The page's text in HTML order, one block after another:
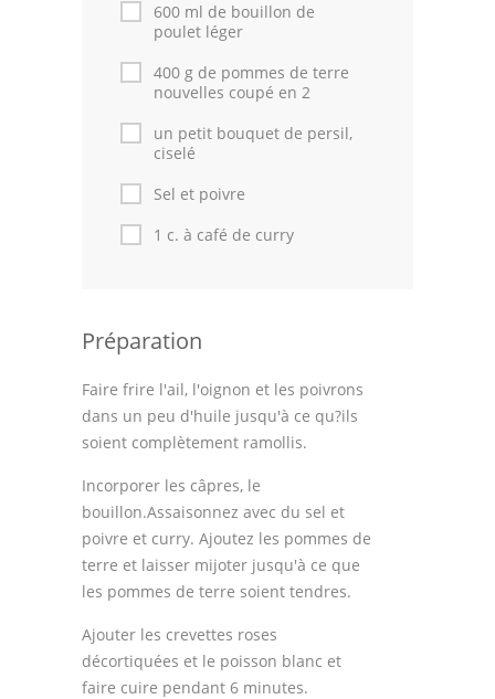
Fêtes Religieuses
Chefs
Forum
Thèmes
Espace Personnel
600 ml de bouillon de
poulet léger
400 g de pommes de terre
nouvelles coupé en 2
un petit bouquet de persil,
ciselé
Sel et poivre
1 c. à café de curry
Préparation
Faire frire l'ail, l'oignon et les poivrons
dans un peu d'huile jusqu'à ce qu?ils
soient complètement ramollis.
Incorporer les câpres, le
bouillon.Assaisonnez avec du sel et
poivre et curry. Ajoutez les pommes de
terre et laisser mijoter jusqu'à ce que
les pommes de terre soient tendres.
Ajouter les crevettes roses
décortiquées et le poisson blanc et
faire cuire pendant 6 minutes.